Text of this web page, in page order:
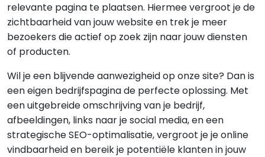
relevante pagina te plaatsen. Hiermee vergroot je de
zichtbaarheid van jouw website en trek je meer
bezoekers die actief op zoek zijn naar jouw diensten
of producten.
Wil je een blijvende aanwezigheid op onze site? Dan is
een eigen bedrijfspagina de perfecte oplossing. Met
een uitgebreide omschrijving van je bedrijf,
afbeeldingen, links naar je social media, en een
strategische SEO-optimalisatie, vergroot je je online
vindbaarheid en bereik je potentiële klanten in jouw